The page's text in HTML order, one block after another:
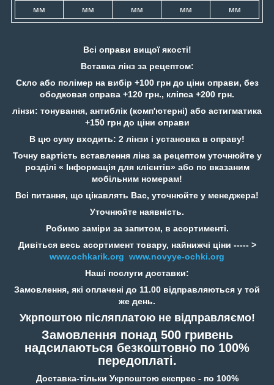
мм мм мм мм мм
Всі оправи вищої якості!
Вставка лінз за рецептом:
Скло або полімер на вибір +100 грн до ціни оправи, без
ободковая оправа +120 грн., кліпса +200 грн.
лінзи: тонування, антиблік (комп'ютерні) або астигматика
+150 грн до ціни оправи
В цю суму входить: 2 лінзи і установка в оправу!
Точну вартість вставлення лінз за рецептом уточнюйте у
розділі « Інформація для клієнтів» або по вказаним
мобільним номерам!
Всі питання, що цікавлять Вас, уточнюйте у менеджера!
Уточнюйте наявність.
Робимо заміри за запитом, в асортименті.
Дивіться весь асортимент товару, найнижчі ціни ----- >
www.ochkarik.org www.novyye-ochki.org
Наші послуги доставки:
Замовлення, які оплачені до 11.00 відправляються у той
же день.
Укрпоштою післяплатою не відправляємо!
Замовлення понад 500 гривень
надсилаються безкоштовно по 100%
передоплаті.
Доставка-тільки Укрпоштою експрес - по 100%